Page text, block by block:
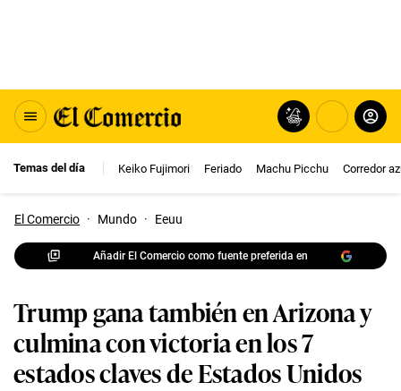
Temas del día Keiko Fujimori Feriado Machu Picchu Corredor
El Comercio · Mundo · Eeuu
Añadir El Comercio como fuente preferida en
Trump gana también en Arizona y
culmina con victoria en los 7
estados claves de Estados Unidos